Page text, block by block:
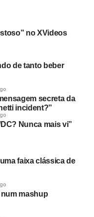
três cartuchos e uma
O que você
tocando, e ela
fascismo com James
na época. Ele
de extrema-direita,
de uma Nova
era uma nova
falando sobre
entrevista que ele
no XVideos
de tanto beber
secreta da
incident?”
Nunca mais vi”
faixa clássica de
mashup